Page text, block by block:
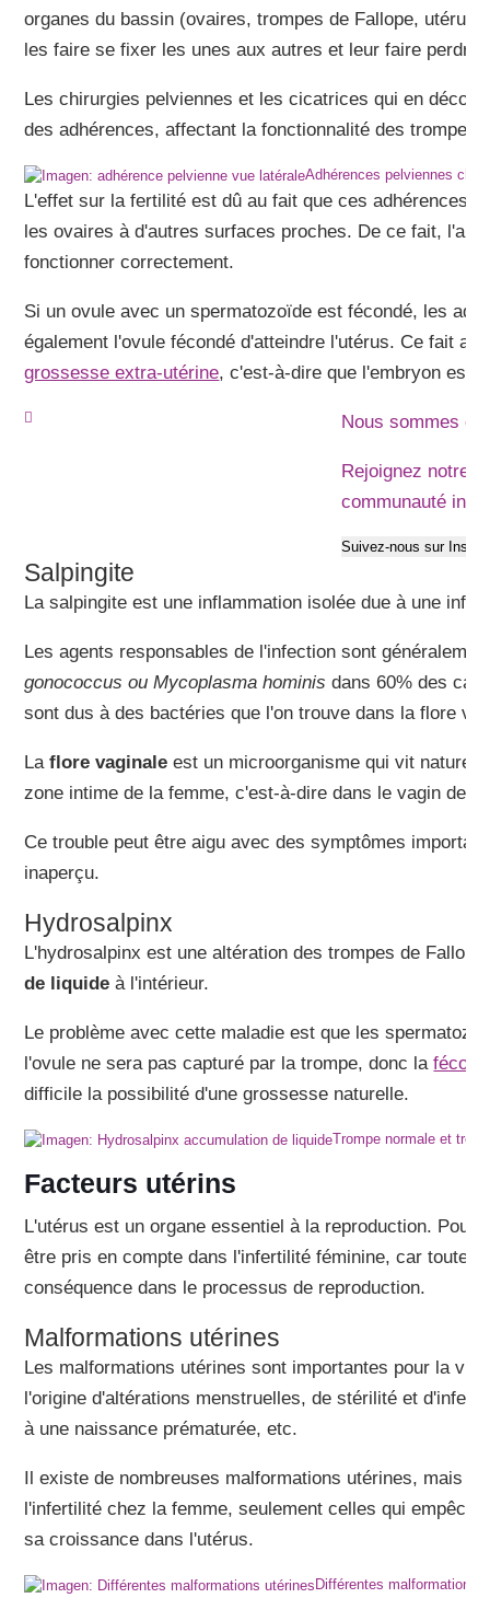
organes du bassin (ovaires, trompes de Fallope,
les faire se fixer les unes aux autres et leur faire perdre
Les chirurgies pelviennes et les cicatrices qui en
des adhérences, affectant la fonctionnalité des trompes
Adhérences pelviennes
L'effet sur la fertilité est dû au fait que ces adhérences
les ovaires à d'autres surfaces proches. De ce fait,
fonctionner correctement.
Si un ovule avec un spermatozoïde est fécondé, les
également l'ovule fécondé d'atteindre l'utérus. Ce fait
grossesse extra-utérine, c'est-à-dire que l'embryon est
Nous sommes
Rejoignez notre
communauté
Suivez-nous sur
Salpingite
La salpingite est une inflammation isolée due à une
Les agents responsables de l'infection sont
gonococcus ou Mycoplasma hominis dans 60% des
sont dus à des bactéries que l'on trouve dans la flore
Laflore vaginale est un microorganisme qui vit
zone intime de la femme, c'est-à-dire dans le vagin de
Ce trouble peut être aigu avec des symptômes
inaperçu.
Hydrosalpinx
L'hydrosalpinx est une altération des trompes de
de liquide à l'intérieur.
Le problème avec cette maladie est que les
l'ovule ne sera pas capturé par la trompe, donc la
difficile la possibilité d'une grossesse naturelle.
Trompe normale et
Facteurs utérins
L'utérus est un organe essentiel à la reproduction. Pour
être pris en compte dans l'infertilité féminine, car toute
conséquence dans le processus de reproduction.
Malformations utérines
Les malformations utérines sont importantes pour la vie
l'origine d'altérations menstruelles, de stérilité et
à une naissance prématurée, etc.
Il existe de nombreuses malformations utérines, mais
l'infertilité chez la femme, seulement celles qui
sa croissance dans l'utérus.
Différentes malformations